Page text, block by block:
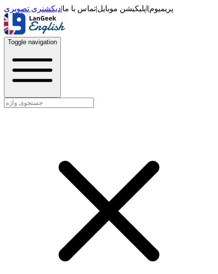
پریمیوم| اپلیکیشن موبایل|تماس با ما|دیکشنری تصویری
Toggle navigation